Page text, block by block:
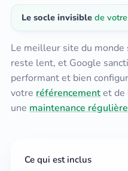
Le socle invisible de
Le meilleur site du
reste lent, et Google
performant et bien
votre référencementet de
une maintenance régulière
Ce qui est inclus